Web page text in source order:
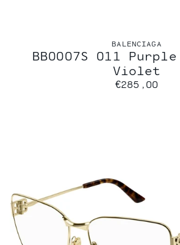
BALENCIAGA
BB0007S 011
Violet
€285,00